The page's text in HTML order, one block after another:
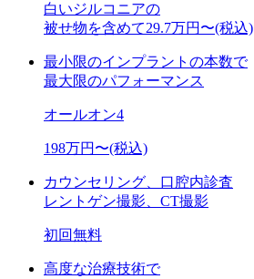
白いジルコニアの
被せ物を含めて29.7万円〜(税込)
最小限のインプラントの本数で
最大限のパフォーマンス
オールオン4
198万円〜(税込)
カウンセリング、口腔内診査
レントゲン撮影、CT撮影
初回無料
高度な治療技術で